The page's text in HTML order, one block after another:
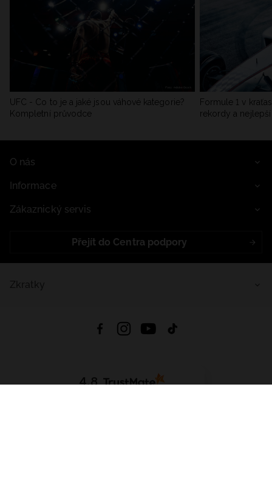
UFC - Co to je a jaké jsou váhové kategorie?
Kompletní průvodce
Formule 1 v
rekordy a
O nás
Informace
Zákaznický servis
Přejít do Centra podpory
4.8